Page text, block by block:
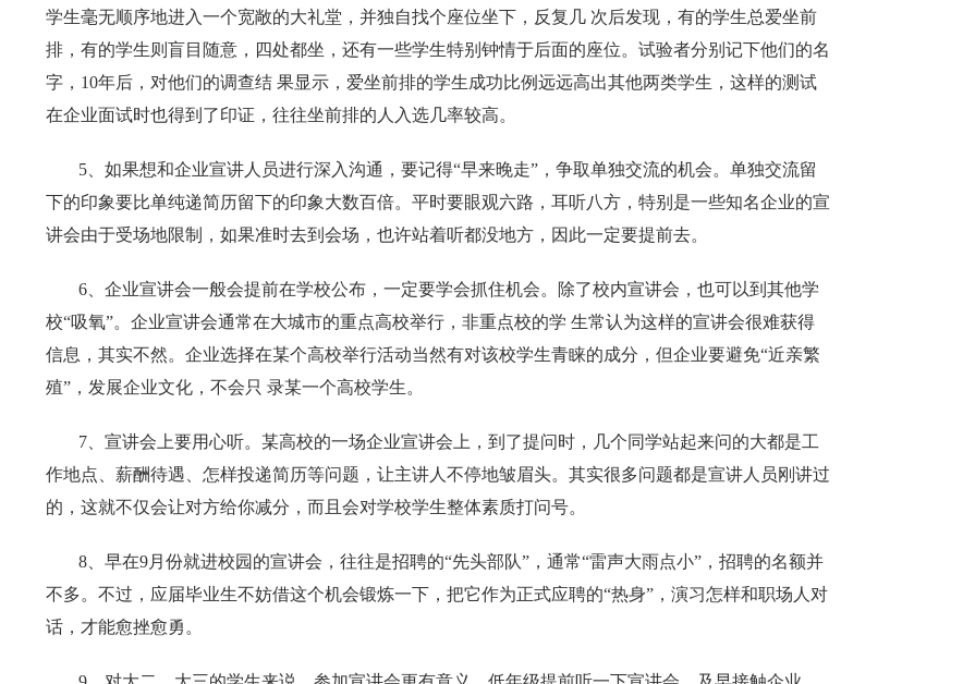
学生毫无顺序地进入一个宽敞的大礼堂，并独自找个座位坐下，反复几 次后发现，有的学生总爱坐前
排，有的学生则盲目随意，四处都坐，还有一些学生特别钟情于后面的座位。试验者分别记下他们的名
字，10年后，对他们的调查结 果显示，爱坐前排的学生成功比例远远高出其他两类学生，这样的测试
在企业面试时也得到了印证，往往坐前排的人入选几率较高。
5、如果想和企业宣讲人员进行深入沟通，要记得“早来晚走”，争取单独交流的机会。单独交流留
下的印象要比单纯递简历留下的印象大数百倍。平时要眼观六路，耳听八方，特别是一些知名企业的宣
讲会由于受场地限制，如果准时去到会场，也许站着听都没地方，因此一定要提前去。
6、企业宣讲会一般会提前在学校公布，一定要学会抓住机会。除了校内宣讲会，也可以到其他学
校“吸氧”。企业宣讲会通常在大城市的重点高校举行，非重点校的学 生常认为这样的宣讲会很难获得
信息，其实不然。企业选择在某个高校举行活动当然有对该校学生青睐的成分，但企业要避免“近亲繁
殖”，发展企业文化，不会只 录某一个高校学生。
7、宣讲会上要用心听。某高校的一场企业宣讲会上，到了提问时，几个同学站起来问的大都是工
作地点、薪酬待遇、怎样投递简历等问题，让主讲人不停地皱眉头。其实很多问题都是宣讲人员刚讲过
的，这就不仅会让对方给你减分，而且会对学校学生整体素质打问号。
8、早在9月份就进校园的宣讲会，往往是招聘的“先头部队”，通常“雷声大雨点小”，招聘的名额并
不多。不过，应届毕业生不妨借这个机会锻炼一下，把它作为正式应聘的“热身”，演习怎样和职场人对
话，才能愈挫愈勇。